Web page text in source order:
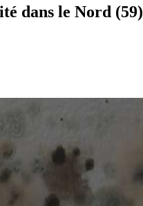
dans le Nord (59)